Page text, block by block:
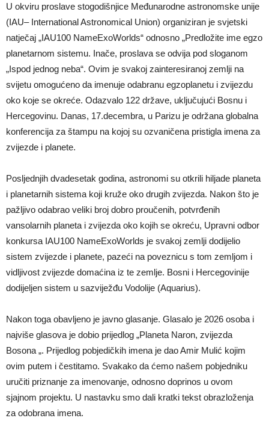
U okviru proslave stogodišnjice Međunarodne astronomske unije
(IAU– International Astronomical Union) organiziran je svjetski
natječaj „IAU100 NameExoWorlds“ odnosno „Predložite ime egzo
planetarnom sistemu. Inače, proslava se odvija pod sloganom
„Ispod jednog neba“. Ovim je svakoj zainteresiranoj zemlji na
svijetu omogućeno da imenuje odabranu egzoplanetu i zvijezdu
oko koje se okreće. Odazvalo 122 države, uključujući Bosnu i
Hercegovinu. Danas, 17.decembra, u Parizu je održana globalna
konferencija za štampu na kojoj su ozvaničena pristigla imena za
zvijezde i planete.
Posljednjih dvadesetak godina, astronomi su otkrili hiljade planeta
i planetarnih sistema koji kruže oko drugih zvijezda. Nakon što je
pažljivo odabrao veliki broj dobro proučenih, potvrđenih
vansolarnih planeta i zvijezda oko kojih se okreću, Upravni odbor
konkursa IAU100 NameExoWorlds je svakoj zemlji dodijelio
sistem zvijezde i planete, pazeći na poveznicu s tom zemljom i
vidljivost zvijezde domaćina iz te zemlje. Bosni i Hercegovinije
dodijeljen sistem u sazviježđu Vodolije (Aquarius).
Nakon toga obavljeno je javno glasanje. Glasalo je 2026 osoba i
najviše glasova je dobio prijedlog „Planeta Naron, zvijezda
Bosona „. Prijedlog pobjedičkih imena je dao Amir Mulić kojim
ovim putem i čestitamo. Svakako da ćemo našem pobjedniku
uručiti priznanje za imenovanje, odnosno doprinos u ovom
sjajnom projektu. U nastavku smo dali kratki tekst obrazloženja
za odobrana imena.